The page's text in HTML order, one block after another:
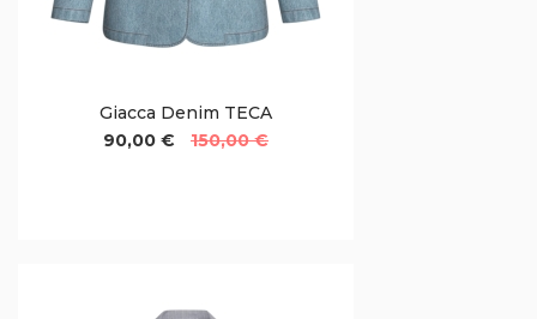
Giacca Denim TECA
90,00 €
150,00 €